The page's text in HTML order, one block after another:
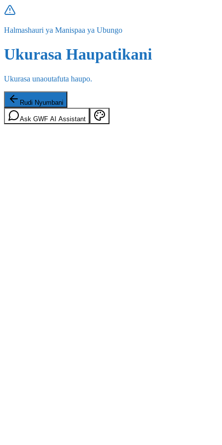
Halmashauri ya Manispaa ya Ubungo
Ukurasa Haupatikani
Ukurasa unaoutafuta haupo.
Rudi Nyumbani
Ask GWF AI Assistant